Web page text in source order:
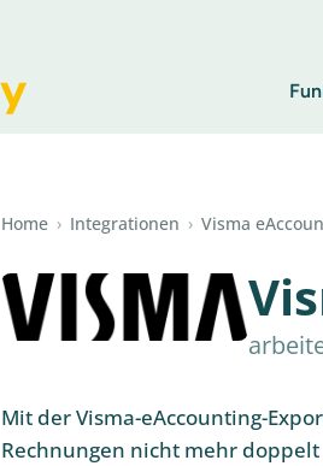
Home › Integrationen › Visma
Mit der Visma-eAccounting-
Rechnungen nicht mehr